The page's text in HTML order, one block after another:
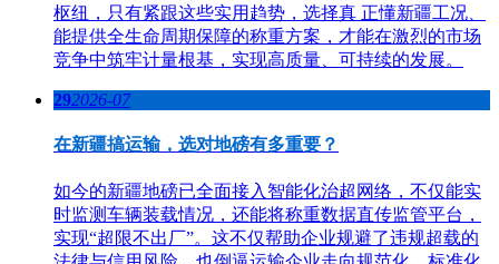
枢纽，只有紧跟这些实用趋势，选择真 正懂新疆工况、
能提供全生命周期保障的称重方案，才能在激烈的市场
竞争中筑牢计量根基，实现高质量、可持续的发展。
292026-07
在新疆搞运输，选对地磅有多重要？
如今的新疆地磅已全面接入智能化治超网络，不仅能实
时监测车辆装载情况，还能将称重数据直传监管平台，
实现“超限不出厂”。这不仅帮助企业规避了违规超载的